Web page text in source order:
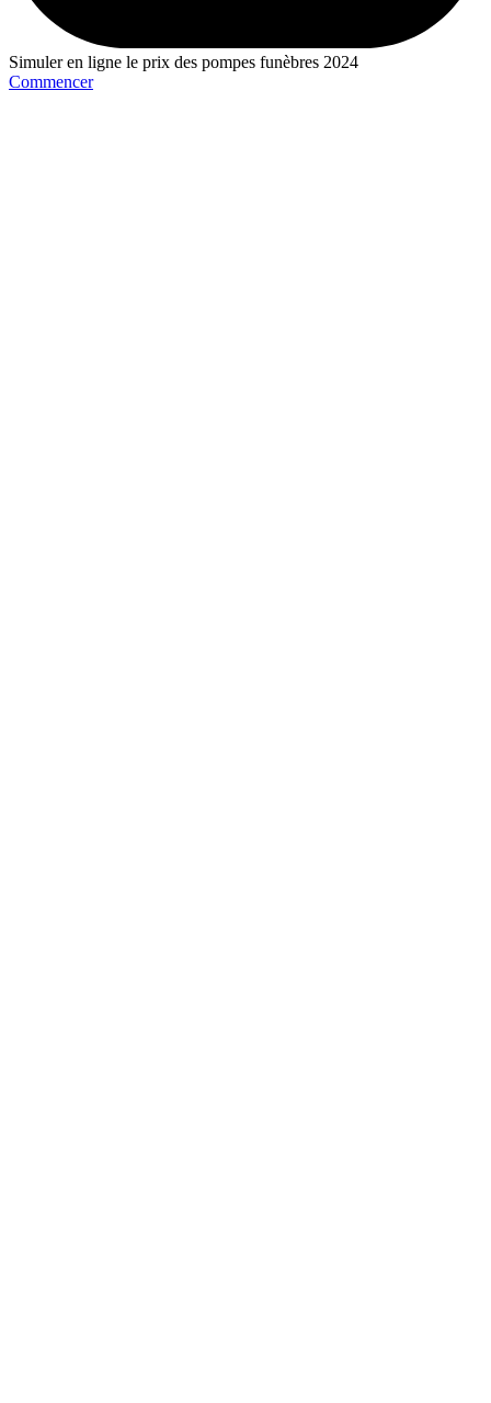
Simuler en ligne le prix des pompes funèbres 2024
Commencer